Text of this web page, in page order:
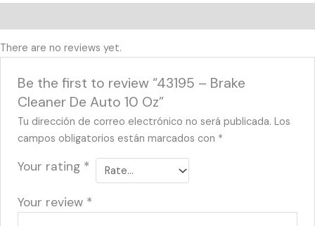
There are no reviews yet.
Be the first to review “43195 – Brake
Cleaner De Auto 10 Oz”
Tu dirección de correo electrónico no será publicada. Los
campos obligatorios están marcados con *
Your rating *
Your review *